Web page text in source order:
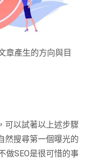
章產生的方向與目
可以試著以上述步驟
然搜尋第一個曝光的
做SEO是很可惜的事